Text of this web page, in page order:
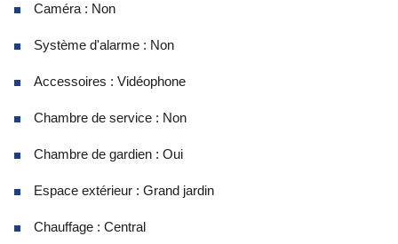
Caméra : Non
Système d'alarme : Non
Accessoires : Vidéophone
Chambre de service : Non
Chambre de gardien : Oui
Espace extérieur : Grand jardin
Chauffage : Central